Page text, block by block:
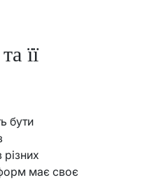
її
бути
має своє